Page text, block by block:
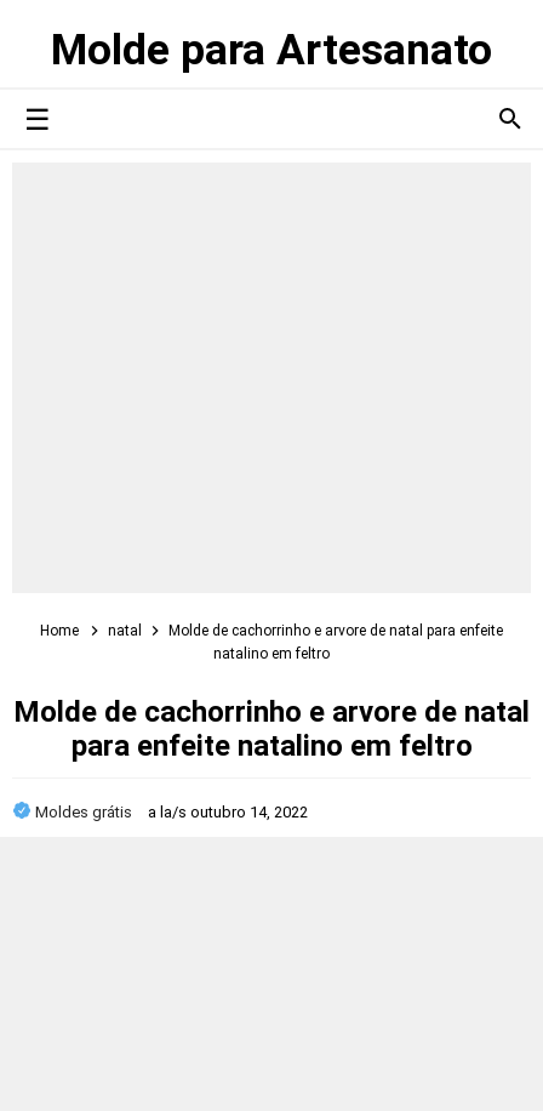
Molde para Artesanato
Home natal
Molde de cachorrinho e arvore de natal para enfeite
natalino em feltro
Molde de cachorrinho e arvore de natal
para enfeite natalino em feltro
Moldes grátis a la/s outubro 14, 2022